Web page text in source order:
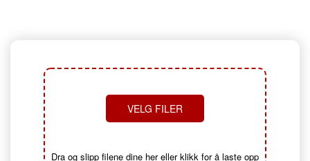
VELG FILER
Dra og slipp filene dine her eller klikk for å laste opp